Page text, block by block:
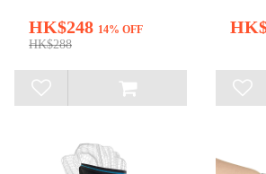
HK$248 14% OFF
HK$288